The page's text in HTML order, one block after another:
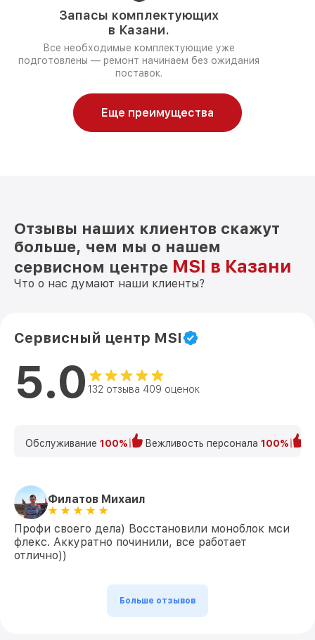
Запасы комплектующих
в Казани.
Все необходимые комплектующие уже
подготовлены — ремонт начинаем без ожидания
поставок.
Еще преимущества
Отзывы наших клиентов скажут
больше, чем мы о нашем
сервисном центре MSI в Казани
Что о нас думают наши клиенты?
Сервисный центр MSI
5.0 132 отзыва 409 оценок
Обслуживание 100% Вежливость персонала 100%
Филатов Михаил
Профи своего дела) Восстановили моноблок мси
флекс. Аккуратно починили, все работает
отлично))
Больше отзывов